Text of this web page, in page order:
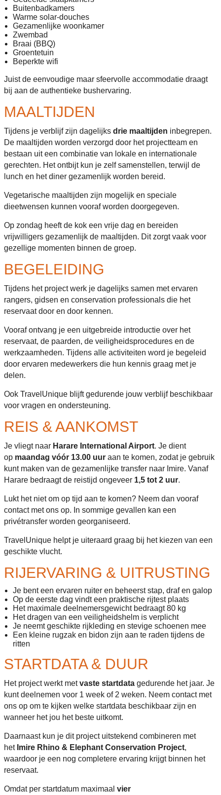
Buitenbadkamers
Warme solar-douches
Gezamenlijke woonkamer
Zwembad
Braai (BBQ)
Groentetuin
Beperkte wifi
Juist de eenvoudige maar sfeervolle accommodatie draagt
bij aan de authentieke bushervaring.
MAALTIJDEN
Tijdens je verblijf zijn dagelijks drie maaltijden inbegrepen.
De maaltijden worden verzorgd door het projectteam en
bestaan uit een combinatie van lokale en internationale
gerechten. Het ontbijt kun je zelf samenstellen, terwijl de
lunch en het diner gezamenlijk worden bereid.
Vegetarische maaltijden zijn mogelijk en speciale
dieetwensen kunnen vooraf worden doorgegeven.
Op zondag heeft de kok een vrije dag en bereiden
vrijwilligers gezamenlijk de maaltijden. Dit zorgt vaak voor
gezellige momenten binnen de groep.
BEGELEIDING
Tijdens het project werk je dagelijks samen met ervaren
rangers, gidsen en conservation professionals die het
reservaat door en door kennen.
Vooraf ontvang je een uitgebreide introductie over het
reservaat, de paarden, de veiligheidsprocedures en de
werkzaamheden. Tijdens alle activiteiten word je begeleid
door ervaren medewerkers die hun kennis graag met je
delen.
Ook TravelUnique blijft gedurende jouw verblijf beschikbaar
voor vragen en ondersteuning.
REIS & AANKOMST
Je vliegt naar Harare International Airport. Je dient
op maandag vóór 13.00 uur aan te komen, zodat je gebruik
kunt maken van de gezamenlijke transfer naar Imire. Vanaf
Harare bedraagt de reistijd ongeveer 1,5 tot 2 uur.
Lukt het niet om op tijd aan te komen? Neem dan vooraf
contact met ons op. In sommige gevallen kan een
privétransfer worden georganiseerd.
TravelUnique helpt je uiteraard graag bij het kiezen van een
geschikte vlucht.
RIJERVARING & UITRUSTING
Je bent een ervaren ruiter en beheerst stap, draf en galop
Op de eerste dag vindt een praktische rijtest plaats
Het maximale deelnemersgewicht bedraagt 80 kg
Het dragen van een veiligheidshelm is verplicht
Je neemt geschikte rijkleding en stevige schoenen mee
Een kleine rugzak en bidon zijn aan te raden tijdens de
ritten
STARTDATA & DUUR
Het project werkt metvaste startdata gedurende het jaar. Je
kunt deelnemen voor 1 week of 2 weken. Neem contact met
ons op om te kijken welke startdata beschikbaar zijn en
wanneer het jou het beste uitkomt.
Daarnaast kun je dit project uitstekend combineren met
het Imire Rhino & Elephant Conservation Project,
waardoor je een nog completere ervaring krijgt binnen het
reservaat.
Omdat per startdatum maximaal vier